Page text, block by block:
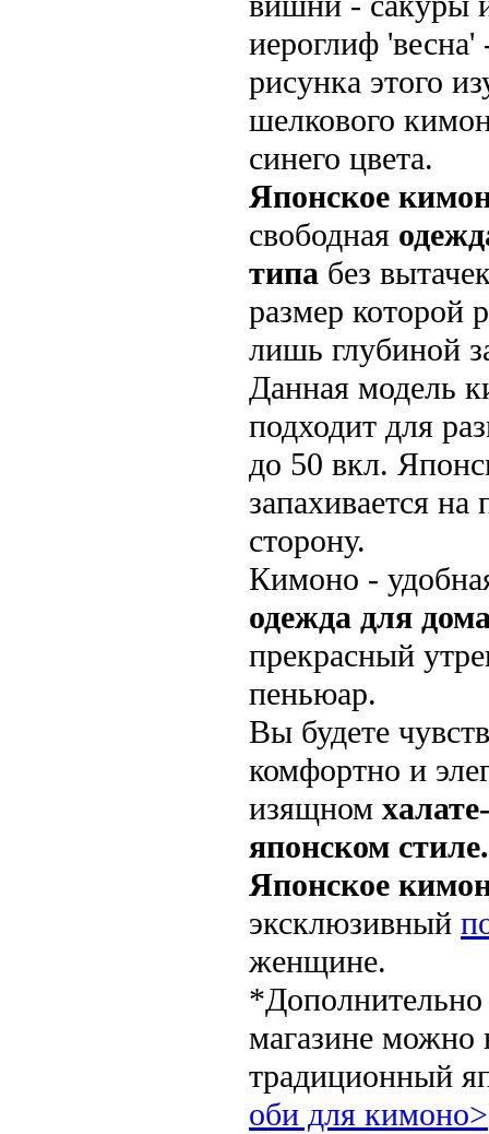
иероглиф 'весна'
рисунка этого
шелкового
синего цвета.
Японское
свободная
типа без
размер которой
лишь глубиной
Данная модель
подходит для
до 50 вкл.
запахивается на
сторону.
Кимоно -
одежда для
прекрасный
пеньюар.
Вы будете
комфортно и
изящном
японском стиле.
Японское
эксклюзивный
женщине.
магазине можно
традиционный
оби для кимоно>